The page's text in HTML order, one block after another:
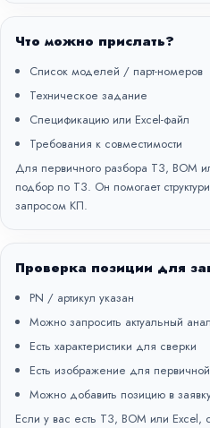
Что можно прислать?
Список моделей / парт-номеров
Техническое задание
Спецификацию или Excel-файл
Требования к совместимости
Для первичного разбора ТЗ, BOM
подбор по ТЗ. Он помогает
запросом КП.
Проверка позиции для
PN / артикул указан
Можно запросить актуальный
Есть характеристики для сверки
Есть изображение для
Можно добавить позицию в
Если у вас есть ТЗ, BOM или Excel,